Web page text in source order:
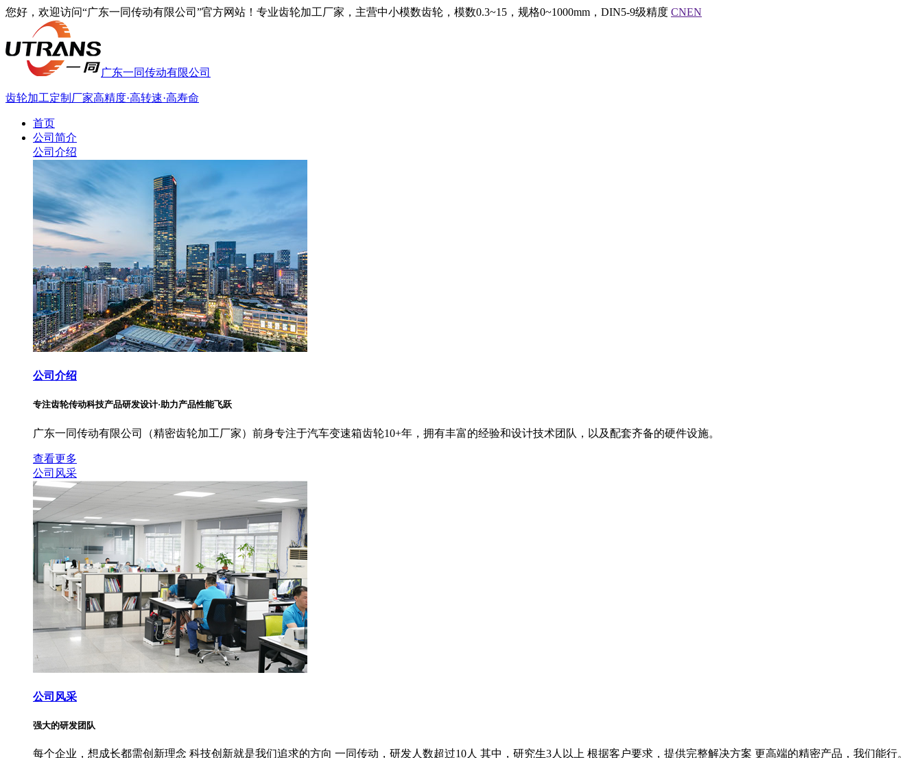
您好，欢迎访问“广东一同传动有限公司”官方网站！专业齿轮加工厂家，主营中小模数齿轮，模数0.3~15，规格0~1000mm，DIN5-9级精度 CNEN
广东一同传动有限公司
齿轮加工定制厂家高精度·高转速·高寿命
首页
公司简介
公司介绍
公司介绍
专注齿轮传动科技产品研发设计·助力产品性能飞跃
广东一同传动有限公司（精密齿轮加工厂家）前身专注于汽车变速箱齿轮10+年，拥有丰富的经验和设计技术团队，以及配套齐备的硬件设施。
查看更多
公司风采
公司风采
强大的研发团队
每个企业，想成长都需创新理念 科技创新就是我们追求的方向 一同传动，研发人数超过10人 其中，研究生3人以上 根据客户要求，提供完整解决方案 更高端的精密产品，我们能行。